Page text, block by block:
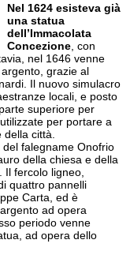
Nel 1624 esisteva già
una statua
dell’Immacolata
Concezione , con
nel 1646 venne
grazie al
Il nuovo simulacro
locali, e posto
superiore per
per portare a
città.
falegname Onofrio
della chiesa e della
fercolo ligneo,
quattro pannelli
Carta, ed è
ad opera
periodo venne
ad opera dello